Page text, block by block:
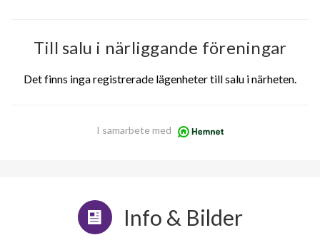
Till salu i närliggande föreningar
Det finns inga registrerade lägenheter till salu i närheten.
I samarbete med
Info & Bilder